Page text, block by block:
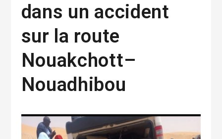
dans un accident
sur la route
Nouakchott–
Nouadhibou